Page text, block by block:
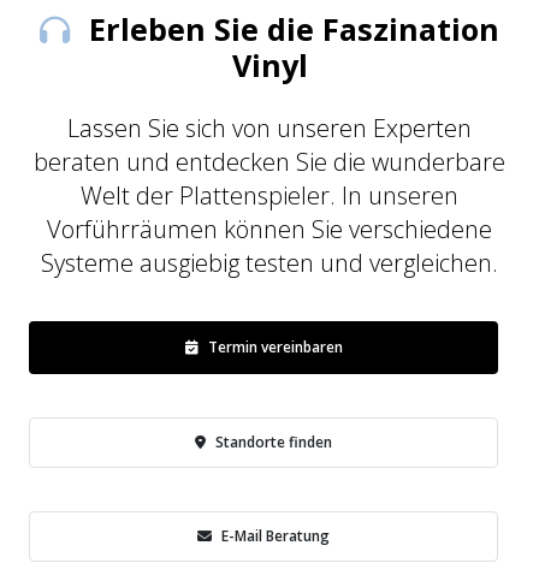
Erleben Sie die Faszination
Vinyl
Lassen Sie sich von unseren Experten
beraten und entdecken Sie die wunderbare
Welt der Plattenspieler. In unseren
Vorführräumen können Sie verschiedene
Systeme ausgiebig testen und vergleichen.
Termin vereinbaren
Standorte finden
E-Mail Beratung